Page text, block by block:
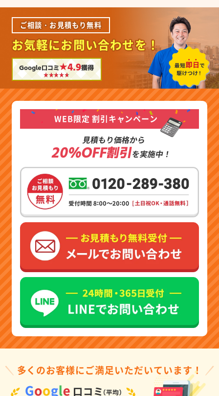
ご相談・お見積もり無料
お気軽にお問い合わせを！
Google口コミ★4.9獲得
WEB限定 割引キャンペーン
見積もり価格から
20%OFF割引を実施中！
多くのお客様にご満足いただいています！